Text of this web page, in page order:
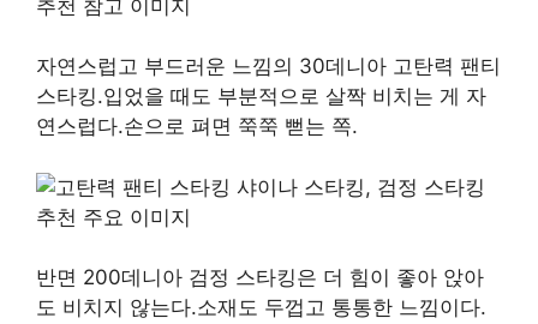
자연스럽고 부드러운 느낌의 30데니아 고탄력 팬티
스타킹.입었을 때도 부분적으로 살짝 비치는 게 자
연스럽다.손으로 펴면 쭉쭉 뻗는 쪽.
반면 200데니아 검정 스타킹은 더 힘이 좋아 앉아
도 비치지 않는다.소재도 두껍고 통통한 느낌이다.